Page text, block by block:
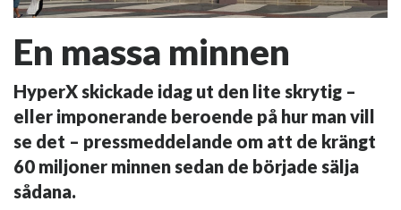
En massa minnen
HyperX skickade idag ut den lite skrytig –
eller imponerande beroende på hur man vill
se det – pressmeddelande om att de krängt
60 miljoner minnen sedan de började sälja
sådana.